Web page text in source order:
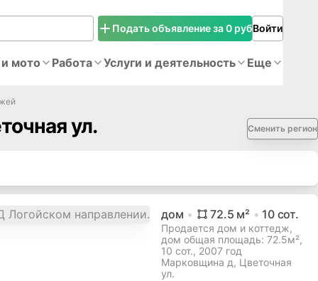
Подать объявление за 0 рубВойти
мото Работа Услуги и деятельность Еще
ул. Сменить регион
дом 72.5 м² 10сот.
Продается дом и коттедж,
дом общая площадь: 72.5м²,
10 сот., 2007 год
Марковщина д, Цветочная
ул.